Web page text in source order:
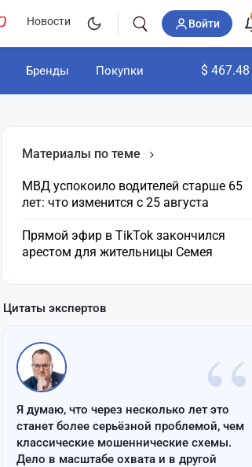
Новости Войти
Бренды Покупки $ 467.48
Материалы по теме
МВД успокоило водителей старше 65
лет: что изменится с 25 августа
Прямой эфир в TikTok закончился
арестом для жительницы Семея
Цитаты экспертов
“
Я думаю, что через несколько лет это
станет более серьёзной проблемой, чем
классические мошеннические схемы.
Дело в масштабе охвата и в другой